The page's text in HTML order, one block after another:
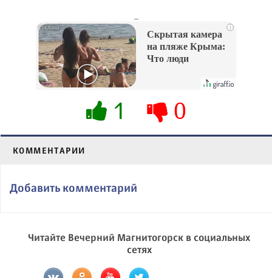
i
Скрытая камера
на пляже Крыма:
Что люди
их не видят...
1 0
КОММЕНТАРИИ
Добавить комментарий
Читайте Вечерний Магнитогорск в социальных
сетях